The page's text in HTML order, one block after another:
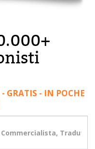
GRATIS - IN POCHE